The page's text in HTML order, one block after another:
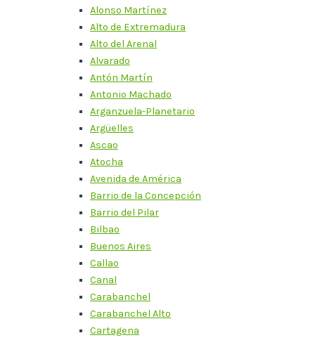
Alonso Martínez
Alto de Extremadura
Alto del Arenal
Alvarado
Antón Martín
Antonio Machado
Arganzuela-Planetario
Argüelles
Ascao
Atocha
Avenida de América
Barrio de la Concepción
Barrio del Pilar
Bilbao
Buenos Aires
Callao
Canal
Carabanchel
Carabanchel Alto
Cartagena